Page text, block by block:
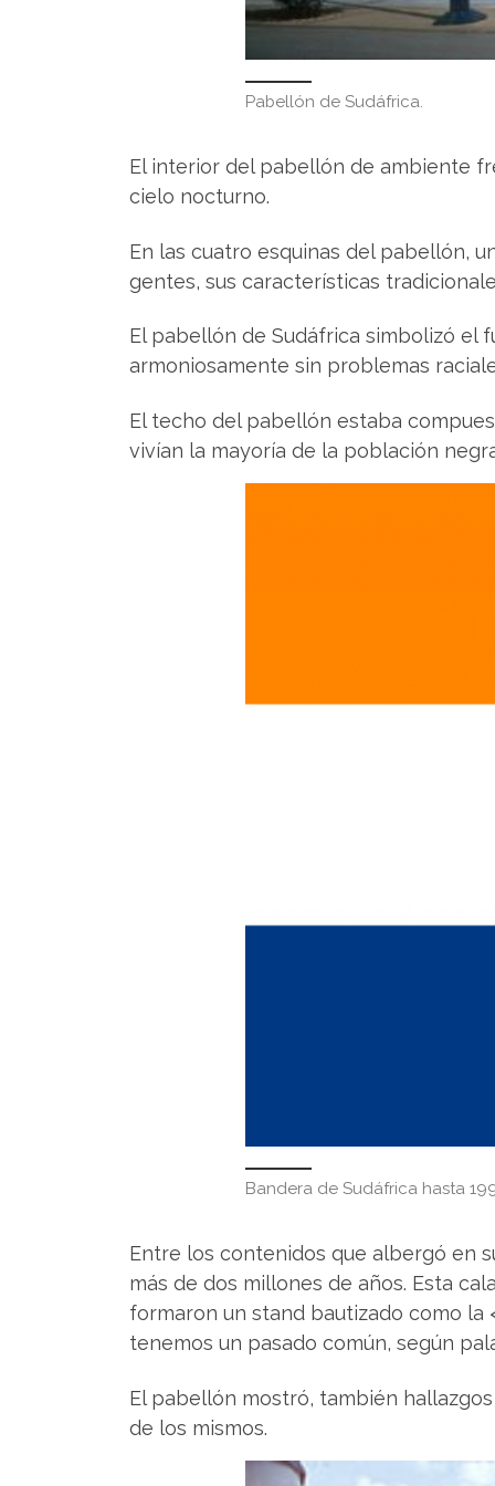
Pabellón de Sudáfrica.
El interior del pabellón de ambiente
cielo nocturno.
En las cuatro esquinas del pabellón,
gentes, sus características
El pabellón de Sudáfrica simbolizó el
armoniosamente sin problemas
El techo del pabellón estaba
vivían la mayoría de la población
Bandera de Sudáfrica hasta
Entre los contenidos que albergó en
más de dos millones de años. Esta
formaron un stand bautizado como la
tenemos un pasado común, según
El pabellón mostró, también
de los mismos.